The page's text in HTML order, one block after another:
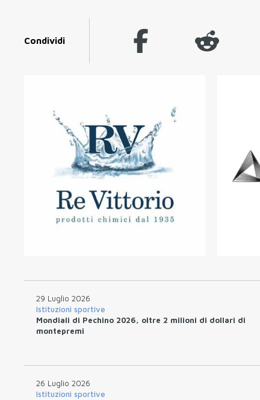
Condividi
29 Luglio 2026
Istituzioni sportive
Mondiali di Pechino 2026, oltre 2 milioni di dollari di
montepremi
26 Luglio 2026
Istituzioni sportive